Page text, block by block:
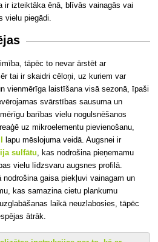
ir izteiktāka ēnā, blīvās vainagās vai
vielu piegādi.
tāpēc to nevar ārstēt ar
tai ir skaidri cēloņi, uz kuriem var
vienmērīga laistīšana visā sezonā, īpaši
svārstības sausuma un
barības vielu nogulsnēšanos
uz mikroelementu pievienošanu,
lapu mēslojuma veidā. Augsnei ir
sulfātu , kas nodrošina pieņemamu
vielu līdzsvaru augsnes profilā.
gaisa piekļuvi vainagam un
kas samazina cietu plankumu
laikā neuzlabosies, tāpēc
ātrāk.